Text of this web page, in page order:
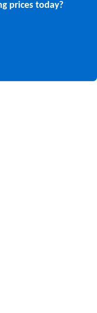
prices today?